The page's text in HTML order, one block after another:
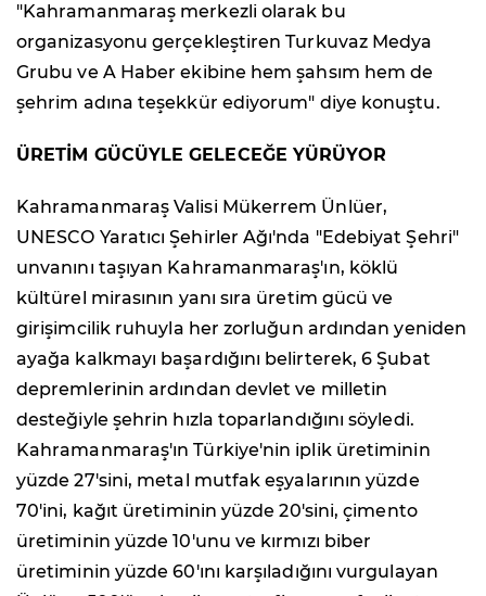
"Kahramanmaraş merkezli olarak bu
organizasyonu gerçekleştiren Turkuvaz Medya
Grubu ve A Haber ekibine hem şahsım hem de
şehrim adına teşekkür ediyorum" diye konuştu.
ÜRETİM GÜCÜYLE GELECEĞE YÜRÜYOR
Kahramanmaraş Valisi Mükerrem Ünlüer,
UNESCO Yaratıcı Şehirler Ağı'nda "Edebiyat Şehri"
unvanını taşıyan Kahramanmaraş'ın, köklü
kültürel mirasının yanı sıra üretim gücü ve
girişimcilik ruhuyla her zorluğun ardından yeniden
ayağa kalkmayı başardığını belirterek, 6 Şubat
depremlerinin ardından devlet ve milletin
desteğiyle şehrin hızla toparlandığını söyledi.
Kahramanmaraş'ın Türkiye'nin iplik üretiminin
yüzde 27'sini, metal mutfak eşyalarının yüzde
70'ini, kağıt üretiminin yüzde 20'sini, çimento
üretiminin yüzde 10'unu ve kırmızı biber
üretiminin yüzde 60'ını karşıladığını vurgulayan